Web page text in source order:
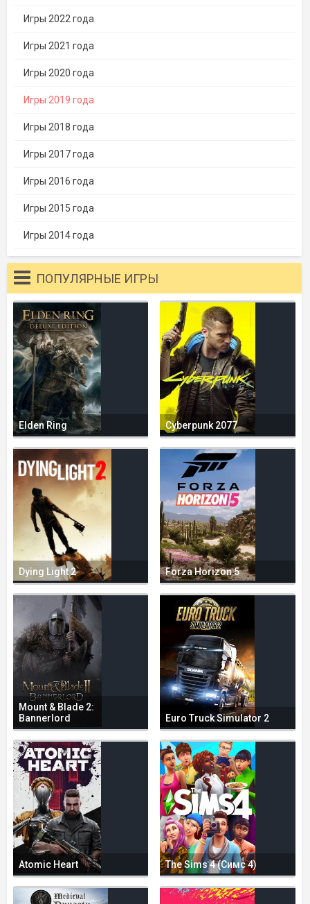
Игры 2022 года
Игры 2021 года
Игры 2020 года
Игры 2019 года
Игры 2018 года
Игры 2017 года
Игры 2016 года
Игры 2015 года
Игры 2014 года
ПОПУЛЯРНЫЕ ИГРЫ
Elden Ring Cyberpunk 2077
Dying Light 2 Forza Horizon 5
Mount & Blade 2:
Bannerlord
Euro Truck Simulator 2
Atomic Heart The Sims 4 (Симс 4)